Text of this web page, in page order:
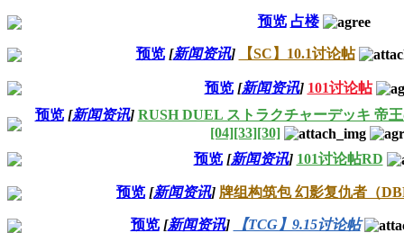
预览 占楼
预览 [新闻资讯] 【SC】10.1讨论帖
预览 [新闻资讯] 101讨论帖
预览 [新闻资讯] RUSH DUEL ストラクチャーデッキ 帝
[04][33][30]
预览 [新闻资讯] 101讨论帖RD
预览 [新闻资讯] 牌组构筑包 幻影复仇者（
预览 [新闻资讯] 【TCG】9.15讨论帖